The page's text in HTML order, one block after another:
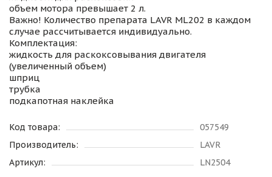
объем мотора превышает 2 л.
Важно! Количество препарата LAVR ML202 в каждом
случае рассчитывается индивидуально.
Комплектация:
жидкость для раскоксовывания двигателя
(увеличенный объем)
шприц
трубка
подкапотная наклейка
Код товара:
057549
Производитель:
LAVR
Артикул:
LN2504